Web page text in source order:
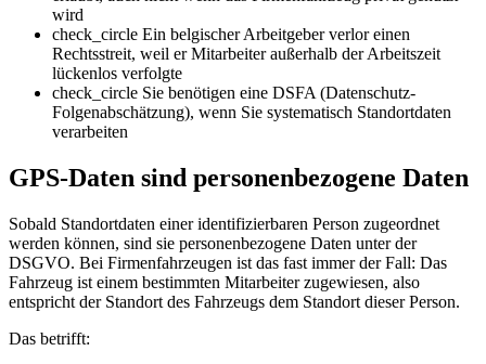
wird
check_circle Ein belgischer Arbeitgeber verlor einen
Rechtsstreit, weil er Mitarbeiter außerhalb der Arbeitszeit
lückenlos verfolgte
check_circle Sie benötigen eine DSFA (Datenschutz-
Folgenabschätzung), wenn Sie systematisch Standortdaten
verarbeiten
GPS-Daten sind personenbezogene Daten
Sobald Standortdaten einer identifizierbaren Person zugeordnet
werden können, sind sie personenbezogene Daten unter der
DSGVO. Bei Firmenfahrzeugen ist das fast immer der Fall: Das
Fahrzeug ist einem bestimmten Mitarbeiter zugewiesen, also
entspricht der Standort des Fahrzeugs dem Standort dieser Person.
Das betrifft: